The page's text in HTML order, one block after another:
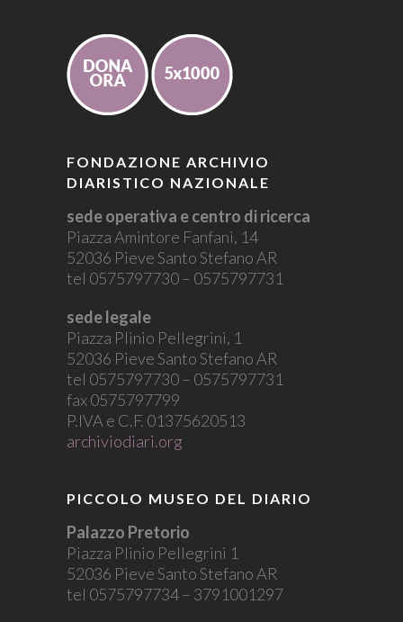
FONDAZIONE ARCHIVIO
DIARISTICO NAZIONALE
sede operativa e centro di ricerca
Piazza Amintore Fanfani, 14
52036 Pieve Santo Stefano AR
tel 0575797730 – 0575797731
sede legale
Piazza Plinio Pellegrini, 1
52036 Pieve Santo Stefano AR
tel 0575797730 – 0575797731
fax 0575797799
P.IVA e C.F. 01375620513
archiviodiari.org
PICCOLO MUSEO DEL DIARIO
Palazzo Pretorio
Piazza Plinio Pellegrini 1
52036 Pieve Santo Stefano AR
tel 0575797734 – 3791001297